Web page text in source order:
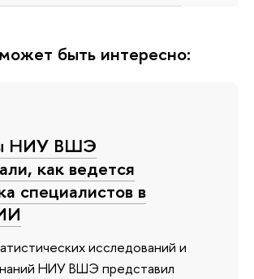
быть интересно:
НИУ ВШЭ
как ведется
специалистов в
исследований и
НИУ ВШЭ представил